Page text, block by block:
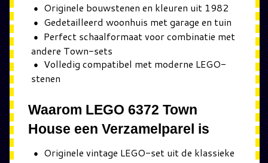
Originele bouwstenen en kleuren uit 1982
Gedetailleerd woonhuis met garage en tuin
Perfect schaalformaat voor combinatie met
andere Town-sets
Volledig compatibel met moderne LEGO-
stenen
Waarom LEGO 6372 Town
House een Verzamelparel is
Originele vintage LEGO-set uit de klassieke